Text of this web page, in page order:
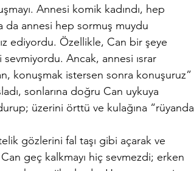
Annesi komik kadındı, hep
da annesi hep sormuş muydu
ediyordu. Özellikle, Can bir şeye
sevmiyordu. Ancak, annesi ısrar
konuşmak istersen sonra konuşuruz”
sonlarına doğru Can uykuya
üzerini örttü ve kulağına “rüyanda
gözlerini fal taşı gibi açarak ve
geç kalkmayı hiç sevmezdi; erken